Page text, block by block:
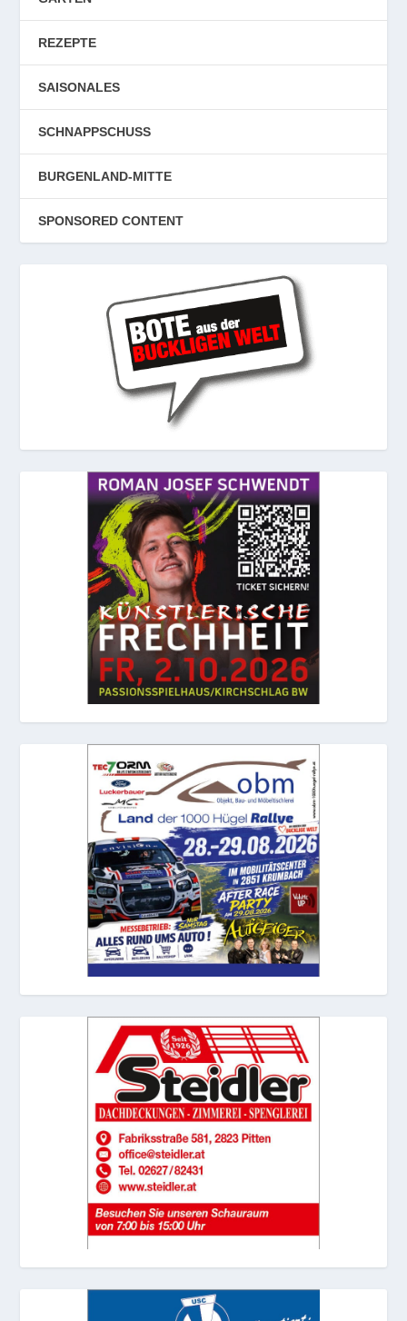
REZEPTE
SAISONALES
SCHNAPPSCHUSS
BURGENLAND-MITTE
SPONSORED CONTENT